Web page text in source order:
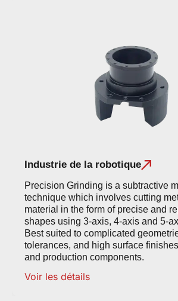
Industrie de la robotique
Precision Grinding is a subtractive
technique which involves cutting
material in the form of precise and
shapes using 3-axis, 4-axis and 5-
Best suited to complicated
tolerances, and high surface
and production components.
Voir les détails